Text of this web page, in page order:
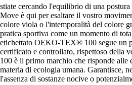
stiate cercando l'equilibrio di una
Move è qui per esaltare il vostro
colore viola o l'intemporalità del colore
pratica sportiva come un momento di
etichettato OEKO-TEX® 100 segue un
certificato e controllato, rispettoso della
100 è il primo marchio che risponde alle
materia di ecologia umana. Garantisce,
l'assenza di sostanze nocive o